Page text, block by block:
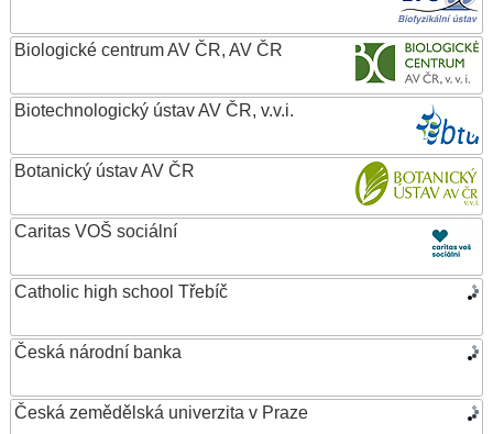
Biologické centrum AV ČR, AV ČR
Biotechnologický ústav AV ČR, v.v.i.
Botanický ústav AV ČR
Caritas VOŠ sociální
Catholic high school Třebíč
Česká národní banka
Česká zemědělská univerzita v Praze